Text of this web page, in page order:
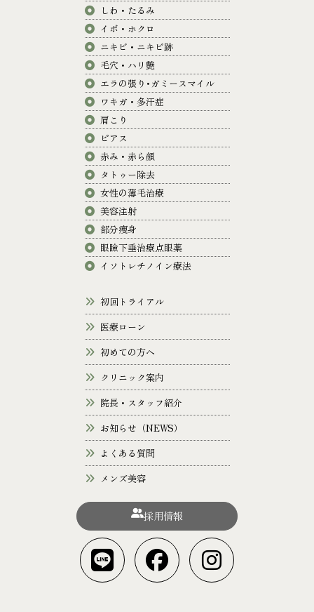
しわ・たるみ
イボ・ホクロ
ニキビ・ニキビ跡
毛穴・ハリ艶
エラの張り･ガミースマイル
ワキガ・多汗症
肩こり
ピアス
赤み・赤ら顔
タトゥー除去
女性の薄毛治療
美容注射
部分痩身
眼瞼下垂治療点眼薬
イソトレチノイン療法
初回トライアル
医療ローン
初めての方へ
クリニック案内
院長・スタッフ紹介
お知らせ（NEWS）
よくある質問
メンズ美容
採用情報